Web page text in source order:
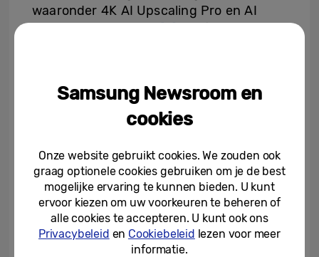
waaronder 4K AI Upscaling Pro en AI
Motion Enhancer Pro[3], verfijnen de
Micro RGB AI Engine Prois uitgerust met
een AI-chipset van de volgende generatie
helderheid en realisme mogelijk maakt. Het
bevat ook Micro RGB Color Booster Pro en
Micro RGB HDR Pro voor een levendige
kleurervaring waardoor content er zo
levensecht uitziet alsof je er zelf bij bent.
[4]
Samsung Newsroom en
cookies
Onze website gebruikt cookies. We zouden ook
graag optionele cookies gebruiken om je de best
mogelijke ervaring te kunnen bieden. U kunt
ervoor kiezen om uw voorkeuren te beheren of
alle cookies te accepteren. U kunt ook ons
Privacybeleid en Cookiebeleid lezen voor meer
informatie.